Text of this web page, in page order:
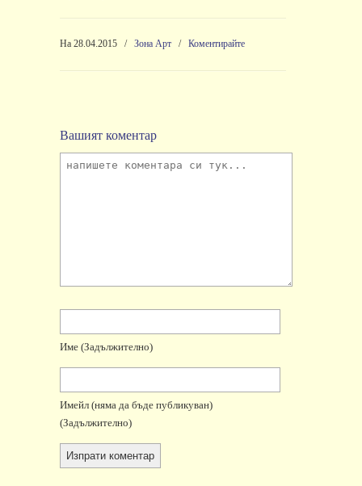
На 28.04.2015 / Зона Арт / Коментирайте
Вашият коментар
Име (задължително)
Имейл (няма да бъде публикуван)
(задължително)